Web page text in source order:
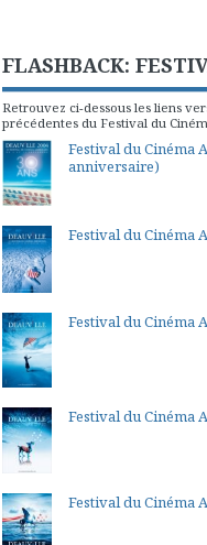
FLASHBACK:
Retrouvez ci-dessous les liens
précédentes du Festival du
Festival du Cinéma
anniversaire)
Festival du Cinéma
Festival du Cinéma
Festival du Cinéma
Festival du Cinéma